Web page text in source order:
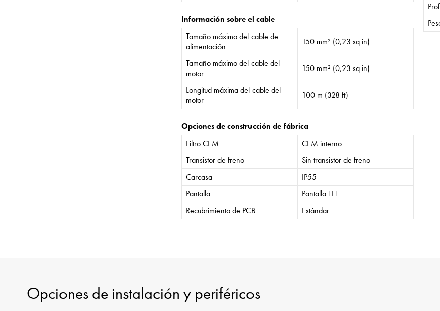
Información sobre el cable
Tamaño máximo del cable de
alimentación
150 mm² (0,23 sq in)
Tamaño máximo del cable del
motor
150 mm² (0,23 sq in)
Longitud máxima del cable del
motor
100 m (328 ft)
Opciones de construcción de fábrica
Filtro CEM
CEM interno
Transistor de freno
Sin transistor de freno
Carcasa
IP55
Pantalla
Pantalla TFT
Recubrimiento de PCB
Estándar
Opciones de instalación y periféricos